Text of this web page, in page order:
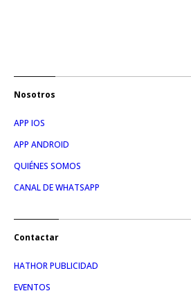
Nosotros
APP IOS
APP ANDROID
QUIÉNES SOMOS
CANAL DE WHATSAPP
Contactar
HATHOR PUBLICIDAD
EVENTOS